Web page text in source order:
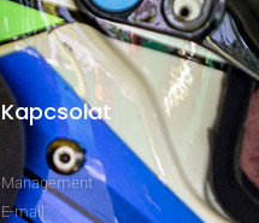
Kapcsolat
Management
E-mail